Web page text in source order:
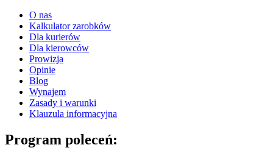
O nas
Kalkulator zarobków
Dla kurierów
Dla kierowców
Prowizja
Opinie
Blog
Wynajem
Zasady i warunki
Klauzula informacyjna
Program poleceń: